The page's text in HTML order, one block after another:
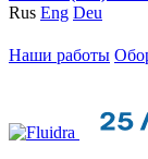
Rus Eng Deu
Наши работы